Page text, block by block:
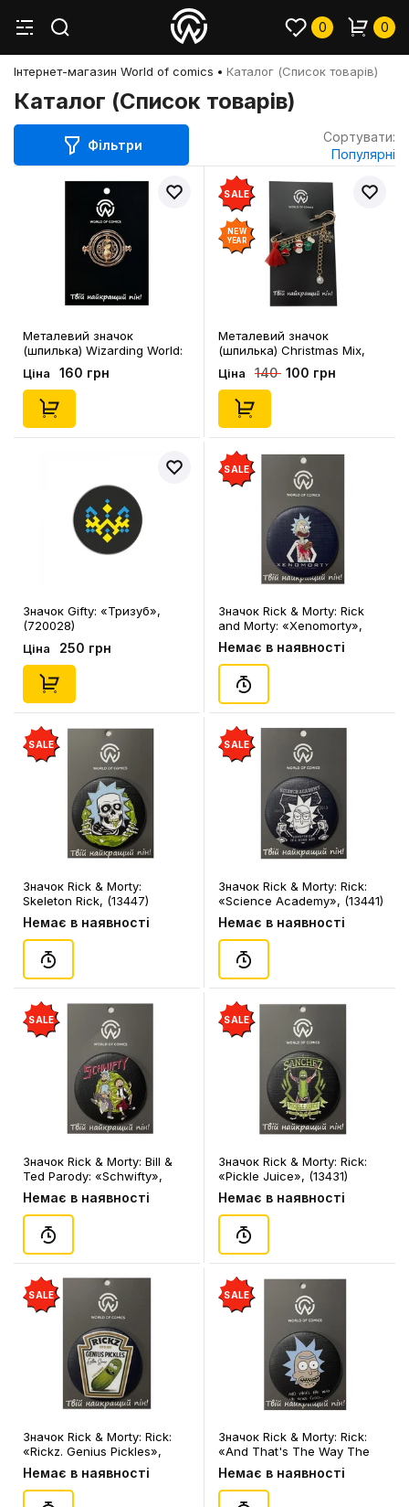
0 0
Інтернет-магазин World of comics Каталог (Список товарів)
Каталог (Список товарів)
Фільтри
Сортувати:
Популярні
Металевий значок
(шпилька) Wizarding World:
Harry Potter: Hermione
Granger: Time Turner,
(14536)
Ціна 160 грн
SALE
NEW
YEAR
Металевий значок
(шпилька) Christmas Mix,
(12104)
Ціна 140 100 грн
Значок Gifty: «Тризуб»,
(720028)
Ціна 250 грн
SALE
Значок Rick & Morty: Rick
and Morty: «Xenomorty»,
(13432)
Немає в наявності
SALE
Значок Rick & Morty:
Skeleton Rick, (13447)
Немає в наявності
SALE
Значок Rick & Morty: Rick:
«Science Academy», (13441)
Немає в наявності
SALE
Значок Rick & Morty: Bill &
Ted Parody: «Schwifty»,
(13443)
Немає в наявності
SALE
Значок Rick & Morty: Rick:
«Pickle Juice», (13431)
Немає в наявності
SALE
Значок Rick & Morty: Rick:
«Rickz. Genius Pickles»,
(13444)
Немає в наявності
SALE
Значок Rick & Morty: Rick:
«And That's The Way The
News Goes...», (13452)
Немає в наявності